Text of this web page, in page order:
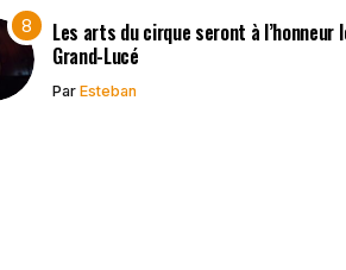
Les arts du cirque seront à l’honneur
Grand-Lucé
Par Esteban